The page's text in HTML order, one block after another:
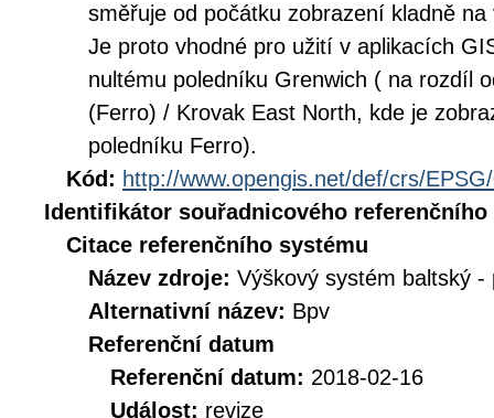
směřuje od počátku zobrazení kladně
Je proto vhodné pro užití v aplikacích
nultému poledníku Grenwich ( na rozdíl
(Ferro) / Krovak East North, kde je
poledníku Ferro).
Kód: http://www.opengis.net/def/crs/
Identifikátor souřadnicového referenčního
Citace referenčního systému
Název zdroje: Výškový systém baltský -
Alternativní název: Bpv
Referenční datum
Referenční datum: 2018-02-16
Událost: revize